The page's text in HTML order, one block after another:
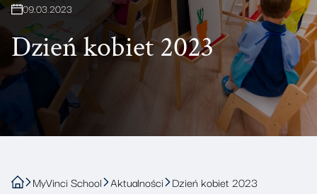
09.03.2023
Dzień kobiet 2023
MyVinci School Aktualności Dzień kobiet 2023